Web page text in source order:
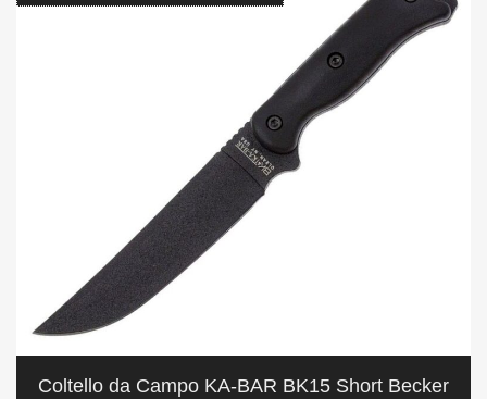
Coltello da Campo KA-BAR BK15 Short Becker